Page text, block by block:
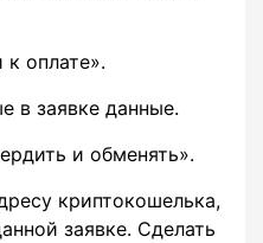
оплате».
в заявке данные.
и обменять».
криптокошелька,
заявке. Сделать